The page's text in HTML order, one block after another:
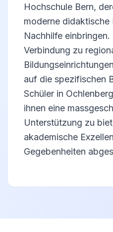
Hochschule Bern,
moderne
Nachhilfe einbringen.
Verbindung zu
auf die spezifischen
Schüler in
ihnen eine
Unterstützung zu
akademische
Gegebenheiten